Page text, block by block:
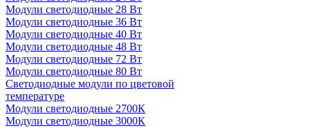
Модули светодиодные 28 Вт
Модули светодиодные 36 Вт
Модули светодиодные 40 Вт
Модули светодиодные 48 Вт
Модули светодиодные 72 Вт
Модули светодиодные 80 Вт
Светодиодные модули по цветовой
температуре
Модули светодиодные 2700К
Модули светодиодные 3000К